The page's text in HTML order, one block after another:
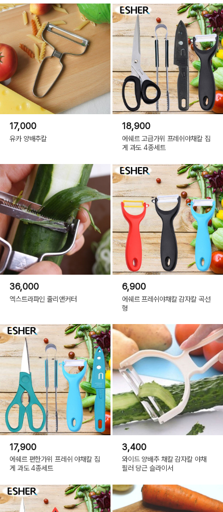
17,000
유카 양배추칼
18,900
에쉐르 고급가위 프레쉬야채칼 집
게 과도 4종세트
36,000
엑스트라파인 줄리앤커터
6,900
에쉐르 프레쉬야채칼 감자칼 곡선
형
17,900
에쉐르 편한가위 프레쉬 야채칼 집
게 과도 4종세트
3,400
와이드 양배추 채칼 감자칼 야채
필러 당근 슬라이서